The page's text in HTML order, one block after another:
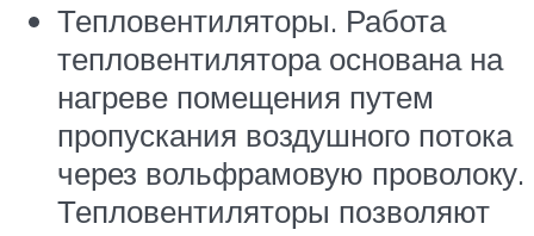
Тепловентиляторы. Работа
тепловентилятора основана на
нагреве помещения путем
пропускания воздушного потока
через вольфрамовую проволоку.
Тепловентиляторы позволяют